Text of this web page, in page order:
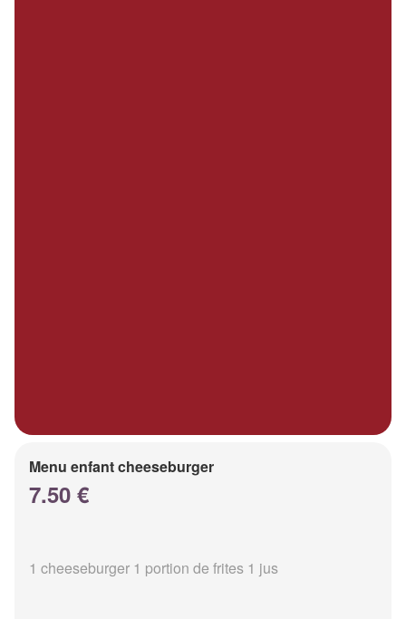
Menu enfant cheeseburger
7.50 €
1 cheeseburger 1 portion de frites 1 jus